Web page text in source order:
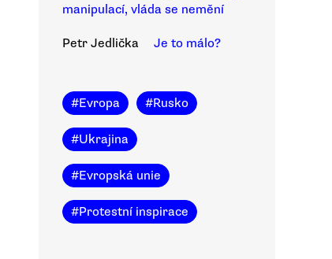
manipulací, vláda se nemění
Petr Jedlička Je to málo?
#Evropa #Rusko
#Ukrajina
#Evropská unie
#Protestní inspirace